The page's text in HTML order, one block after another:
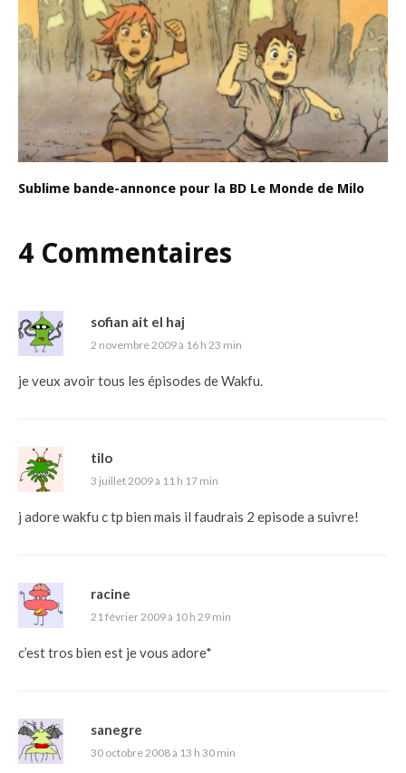
Sublime bande-annonce pour la BD Le Monde de Milo
4 Commentaires
sofian ait el haj
2 novembre 2009 à 16 h 23 min
je veux avoir tous les épisodes de Wakfu.
tilo
3 juillet 2009 à 11 h 17 min
j adore wakfu c tp bien mais il faudrais 2 episode a suivre!
racine
21 février 2009 à 10 h 29 min
c’est tros bien est je vous adore*
sanegre
30 octobre 2008 à 13 h 30 min